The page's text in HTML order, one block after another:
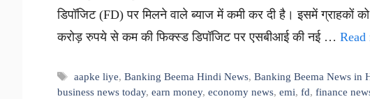
डिपॉजिट (FD) पर मिलने वाले ब्याज में कमी कर दी है। इसमें ग्राहकों
करोड़ रुपये से कम की फिक्स्ड डिपॉजिट पर एसबीआई की नई … Read
Tags
aapke liye,Banking Beema Hindi News,Banking Beema News in
business news today, earn money, economy news, emi, fd, finance